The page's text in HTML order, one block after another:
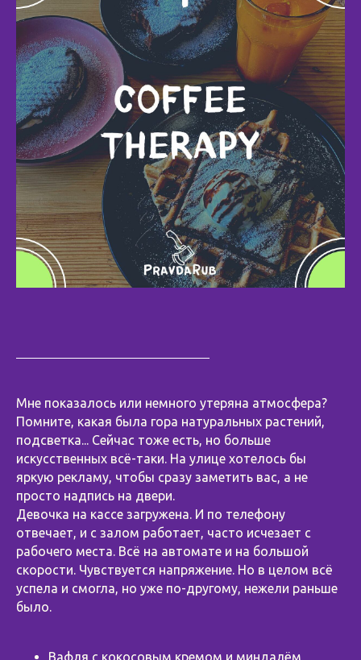
Мне показалось или немного утеряна атмосфера?
Помните, какая была гора натуральных растений,
подсветка... Сейчас тоже есть, но больше
искусственных всё-таки. На улице хотелось бы
яркую рекламу, чтобы сразу заметить вас, а не
просто надпись на двери.
Девочка на кассе загружена. И по телефону
отвечает, и с залом работает, часто исчезает с
рабочего места. Всё на автомате и на большой
скорости. Чувствуется напряжение. Но в целом всё
успела и смогла, но уже по-другому, нежели раньше
было.
Вафля с кокосовым кремом и миндалём